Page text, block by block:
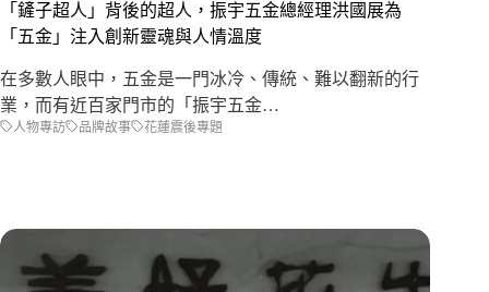
「鏟子超人」背後的超人，振宇五金總經理洪國展為
「五金」注入創新靈魂與人情溫度
在多數人眼中，五金是一門冰冷、傳統、難以翻新的行
業，而有近百家門市的「振宇五金…
人物專訪 品牌故事 花蓮震後專題